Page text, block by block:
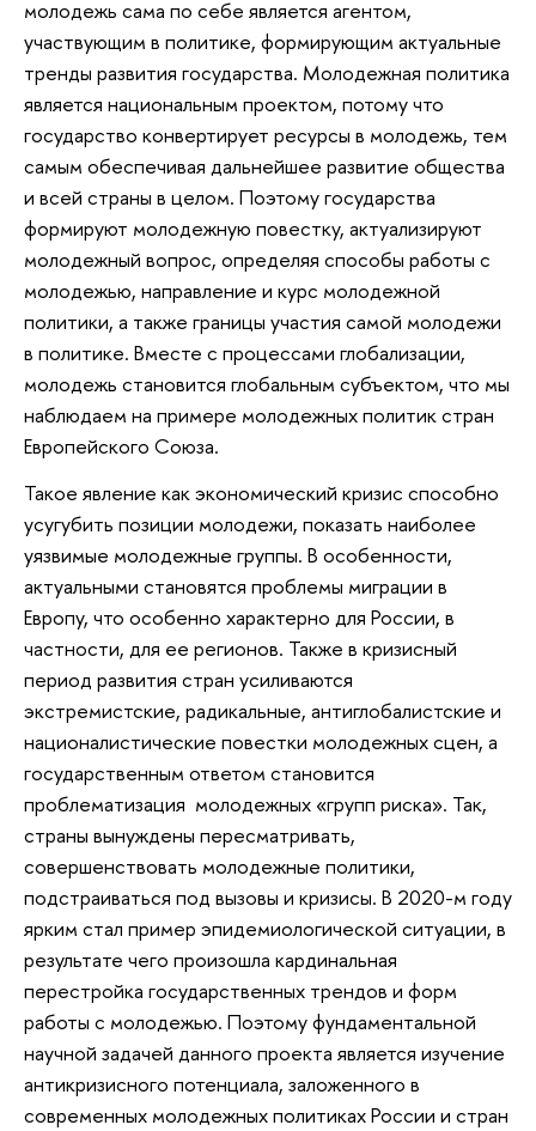
молодежь сама по себе является агентом,
участвующим в политике, формирующим актуальные
тренды развития государства. Молодежная политика
является национальным проектом, потому что
государство конвертирует ресурсы в молодежь, тем
самым обеспечивая дальнейшее развитие общества
и всей страны в целом. Поэтому государства
формируют молодежную повестку, актуализируют
молодежный вопрос, определяя способы работы с
молодежью, направление и курс молодежной
политики, а также границы участия самой молодежи
в политике. Вместе с процессами глобализации,
молодежь становится глобальным субъектом, что мы
наблюдаем на примере молодежных политик стран
Европейского Союза.
Такое явление как экономический кризис способно
усугубить позиции молодежи, показать наиболее
уязвимые молодежные группы. В особенности,
актуальными становятся проблемы миграции в
Европу, что особенно характерно для России, в
частности, для ее регионов. Также в кризисный
период развития стран усиливаются
экстремистские, радикальные, антиглобалистские и
националистические повестки молодежных сцен, а
государственным ответом становится
проблематизация молодежных «групп риска». Так,
страны вынуждены пересматривать,
совершенствовать молодежные политики,
подстраиваться под вызовы и кризисы. В 2020-м году
ярким стал пример эпидемиологической ситуации, в
результате чего произошла кардинальная
перестройка государственных трендов и форм
работы с молодежью. Поэтому фундаментальной
научной задачей данного проекта является изучение
антикризисного потенциала, заложенного в
современных молодежных политиках России и стран